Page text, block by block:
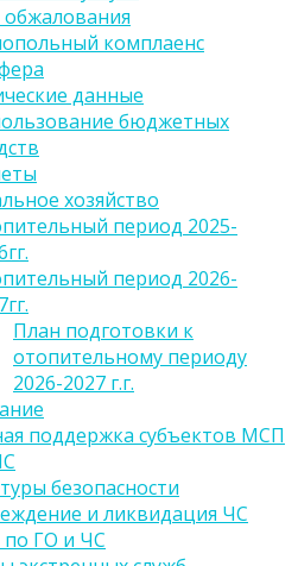
комплаенс
данные
бюджетных
хозяйство
период 2025-
период 2026-
План подготовки к
отопительному периоду
2026-2027 г.г.
поддержка субъектов МСП
безопасности
и ликвидация ЧС
ГО и ЧС